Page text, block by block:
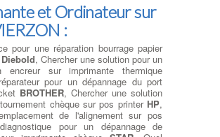
et Ordinateur sur
:
pour une réparation bourrage papier
Diebold, Chercher une solution pour un
encreur sur imprimante thermique
pour un dépannage du port
BROTHER, Chercher une solution
chèque sur pos printer HP,
de l'alignement sur pos
pour un dépannage de